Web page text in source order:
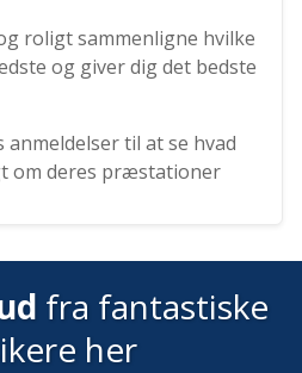
roligt sammenligne hvilke
og giver dig det bedste
til at se hvad
om deres præstationer
fra fantastiske
her